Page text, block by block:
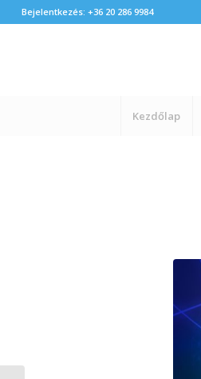
Bejelentkezés: +36 20 286 9984
Kezdőlap